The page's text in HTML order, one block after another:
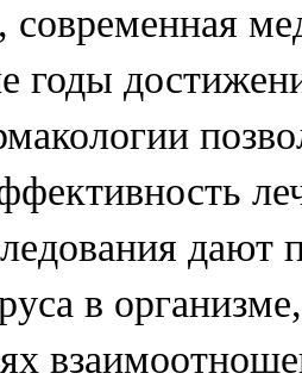
современная
годы
в